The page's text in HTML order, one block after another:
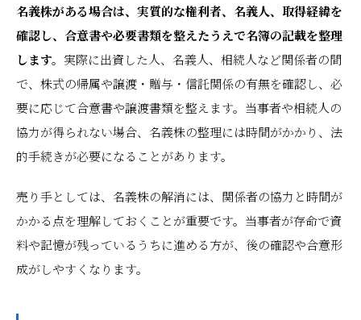
名義株がある場合は、実質的な権利者、名義人、取得経緯を
確認し、合意書や必要書類を整えたうえで名簿の記載を整理
します。 実際に出資した人、名義人、相続人など関係者の間
で、株式の帰属や譲渡・贈与・信託関係の有無を確認し、必
要に応じて合意書や譲渡書類を整えます。当事者や相続人の
協力が得られない場合、名義株の整理には時間がかかり、法
的手続きが必要になることがあります。
売り手としては、名義株の解消には、関係者の協力と時間が
かかる点を理解しておくことが重要です。当事者が存命で資
料や記憶が残っているうちに進める方が、後の確認や合意形
成がしやすくなります。